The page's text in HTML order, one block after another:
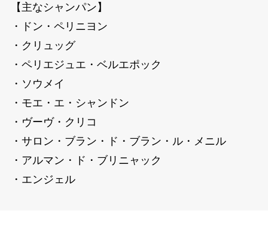
【主なシャンパン】
・ドン・ペリニヨン
・クリュッグ
・ペリエジュエ・ベルエポック
・ソウメイ
・モエ・エ・シャンドン
・ヴーヴ・クリコ
・サロン・ブラン・ド・ブラン・ル・メニル
・アルマン・ド・ブリニャック
・エンジェル